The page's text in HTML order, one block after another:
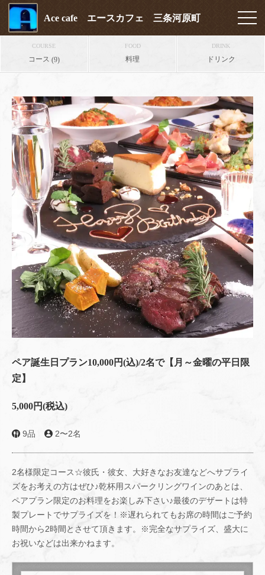
Ace cafe エースカフェ 三条河原町
COURSE
コース (9)
FOOD
料理
DRINK
ドリンク
ペア誕生日プラン10,000円(込)/2名で【月～金曜の平日限
定】
5,000円(税込)
9品 2〜2名
2名様限定コース☆彼氏・彼女、大好きなお友達などへサプライ
ズをお考えの方はぜひ♪乾杯用スパークリングワインのあとは、
ペアプラン限定のお料理をお楽しみ下さい♪最後のデザートは特
製プレートでサプライズを！※遅れられてもお席の時間はご予約
時間から2時間とさせて頂きます。※完全なサプライズ、盛大に
お祝いなどは出来かねます。